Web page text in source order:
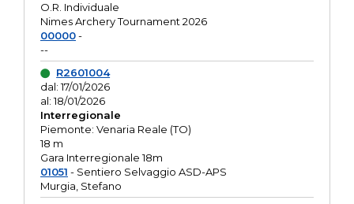
O.R. Individuale
Nimes Archery Tournament 2026
00000-
--
R2601004
dal: 17/01/2026
al: 18/01/2026
Interregionale
Piemonte: Venaria Reale (TO)
18 m
Gara Interregionale 18m
01051 - Sentiero Selvaggio ASD-APS
Murgia, Stefano